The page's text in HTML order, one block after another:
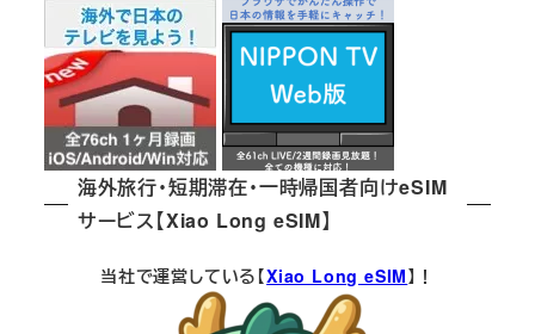
海外旅行・短期滞在・一時帰国者向けeSIM
サービス【Xiao Long eSIM】
当社で運営している【Xiao Long eSIM】！